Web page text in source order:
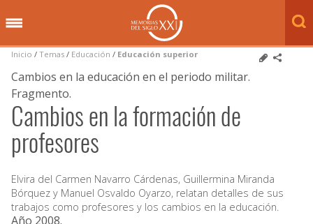
Inicio / Temas / Educación / Educación superior
Cambios en la educación en el periodo militar.
Fragmento.
Cambios en la formación de
profesores
Elvira del Carmen Navarro Cárdenas, Guillermina Miranda
Bórquez y Manuel Osvaldo Oyarzo, relatan detalles de sus
trabajos como profesores y los cambios en la educación.
Año 2008.